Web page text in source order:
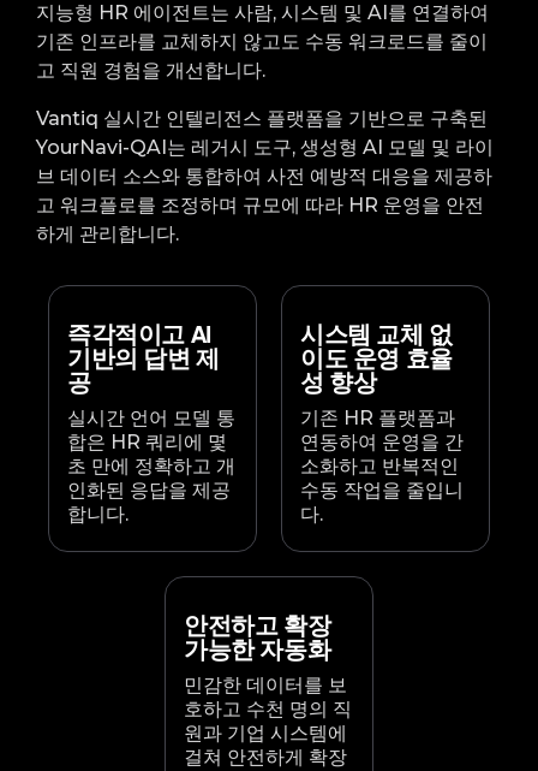
지능형 HR 에이전트는 사람, 시스템 및 AI를 연결하여
기존 인프라를 교체하지 않고도 수동 워크로드를 줄이
고 직원 경험을 개선합니다.
Vantiq 실시간 인텔리전스 플랫폼을 기반으로 구축된
YourNavi-QAI는 레거시 도구, 생성형 AI 모델 및 라이
브 데이터 소스와 통합하여 사전 예방적 대응을 제공하
고 워크플로를 조정하며 규모에 따라 HR 운영을 안전
하게 관리합니다.
즉각적이고 AI
기반의 답변 제
공
실시간 언어 모델 통
합은 HR 쿼리에 몇
초 만에 정확하고 개
인화된 응답을 제공
합니다.
시스템 교체 없
이도 운영 효율
성 향상
기존 HR 플랫폼과
연동하여 운영을 간
소화하고 반복적인
수동 작업을 줄입니
다.
안전하고 확장
가능한 자동화
민감한 데이터를 보
호하고 수천 명의 직
원과 기업 시스템에
걸쳐 안전하게 확장